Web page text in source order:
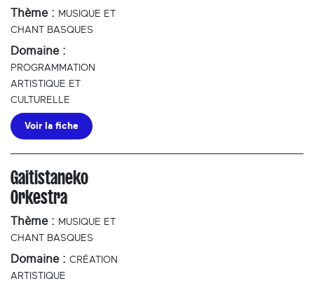
Thème : MUSIQUE ET
CHANT BASQUES
Domaine :
PROGRAMMATION
ARTISTIQUE ET
CULTURELLE
Voir la fiche
Gaitistaneko
Orkestra
Thème : MUSIQUE ET
CHANT BASQUES
Domaine : CRÉATION
ARTISTIQUE